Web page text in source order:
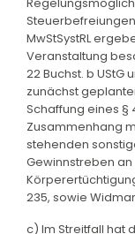
MwStSystRL
Veranstaltung
22 Buchst. b UStG
zunächst
Schaffung eines §
Zusammenhang
stehenden
Gewinnstreben
Körperertüchtigung
235, sowie
c) Im Streitfall hat